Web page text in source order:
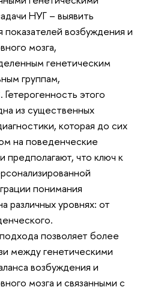
НУГ – выявить
возбуждения и
мозга,
генетическим
группам,
этого
из существенных
которая до сих
на поведенческие
предполагают, что ключ к
понимания
различных уровнях: от
позволяет более
между генетическими
возбуждения и
мозга и связанными с